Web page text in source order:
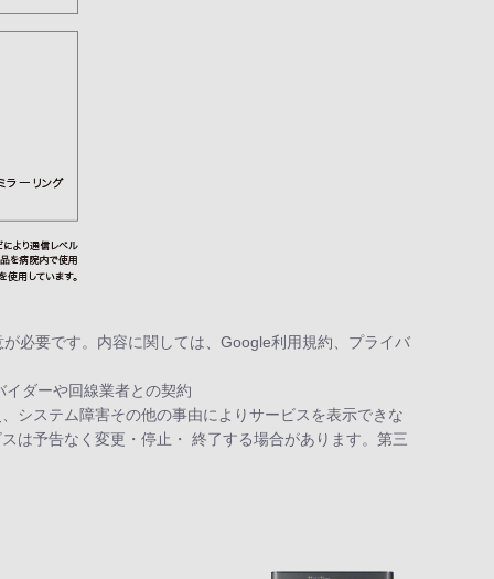
必要です。内容に関しては、Google利用規約、プライバ
ダーや回線業者との契約
システム障害その他の事由によりサービスを表示できな
は予告なく変更・停止・ 終了する場合があります。第三